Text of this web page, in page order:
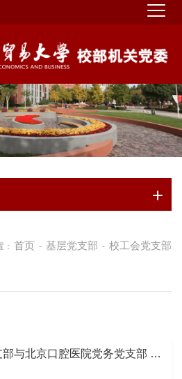
首页 - 基层党支部 - 校工会党支部
与北京口腔医院党务党支部 联